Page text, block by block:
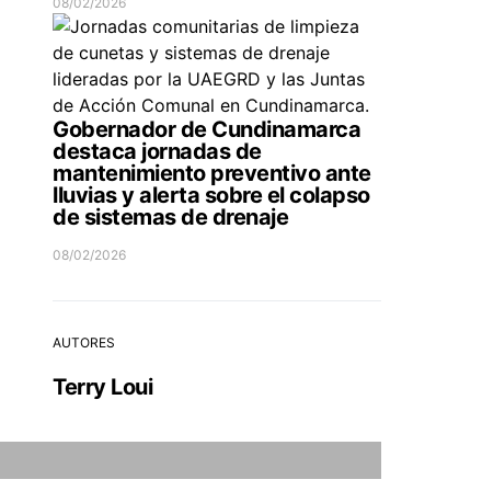
Gobernador de Cundinamarca
destaca jornadas de
mantenimiento preventivo ante
lluvias y alerta sobre el colapso
de sistemas de drenaje
08/02/2026
AUTORES
Terry Loui